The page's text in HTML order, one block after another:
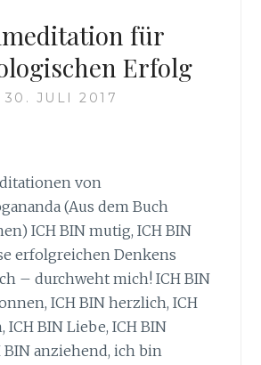
für
Erfolg
30. JULI 2017
von
(Aus dem Buch
ICH BIN mutig, ICH BIN
erfolgreichen Denkens
– durchweht mich! ICH BIN
ICH BIN herzlich, ICH
BIN Liebe, ICH BIN
anziehend, ich bin